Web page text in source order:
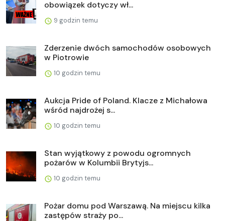
obowiązek dotyczy wł...
9 godzin temu
Zderzenie dwóch samochodów osobowych
w Piotrowie
10 godzin temu
Aukcja Pride of Poland. Klacze z Michałowa
wśród najdrożej s...
10 godzin temu
Stan wyjątkowy z powodu ogromnych
pożarów w Kolumbii Brytyjs...
10 godzin temu
Pożar domu pod Warszawą. Na miejscu kilka
zastępów straży po...